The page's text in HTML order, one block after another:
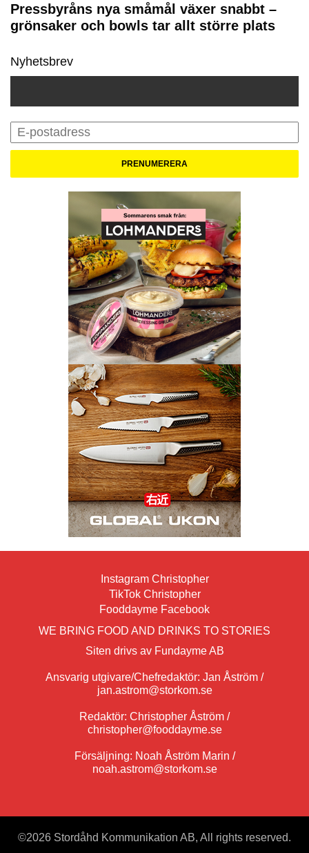
Pressbyråns nya småmål växer snabbt –
grönsaker och bowls tar allt större plats
Nyhetsbrev
Instagram Christopher
TikTok Christopher
Fooddayme Facebook
WE BRING FOOD AND DRINKS TO STORIES
Siten drivs av Fundayme AB
Ansvarig utgivare/Chefredaktör: Jan Åström /
jan.astrom@storkom.se
Redaktör: Christopher Åström /
christopher@fooddayme.se
Försäljning: Noah Åström Marin /
noah.astrom@storkom.se
©2026 Stordåhd Kommunikation AB, All rights reserved.